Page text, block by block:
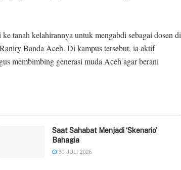
tanah kelahirannya untuk mengabdi sebagai dosen di
Banda Aceh. Di kampus tersebut, ia aktif
membimbing generasi muda Aceh agar berani
Saat Sahabat Menjadi ‘Skenario’
Bahagia
30 JULI 2026